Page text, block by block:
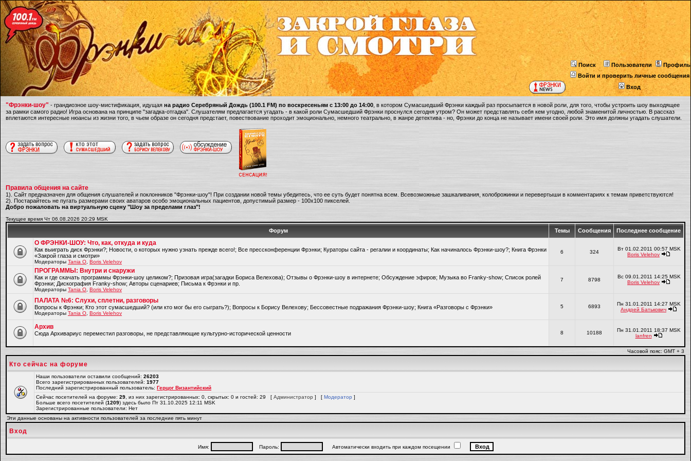
Поиск Пользователи
Профиль
Войти и проверить личные сообщения
Вход
"Фрэнки-шоу" - грандиозное шоу-мистификация, идущая на радио Серебряный Дождь (100.1 FM) по воскресеньям с 13:00 до 14:00 , в котором Сумасшедший Фрэнки каждый раз просыпается в новой роли, для того, чтобы устроить шоу выходящее
за рамки самого радио! Игра основана на принципе "загадка-отгадка". Слушателям предлагается угадать - в какой роли Сумасшедший Фрэнки проснулся сегодня утром? Он может представлять себя кем угодно, любой знаменитой личностью. В рассказ
вплетаются интересные нюансы из жизни того, в чьем образе он сегодня предстает, повествование проходит эмоционально, немного театрально, в жанре детектива - но, Фрэнки до конца не называет имени своей роли. Это имя должны угадать слушатели.
Правила общения на сайте
1). Сайт предназначен для общения слушателей и поклонников "Фрэнки-шоу"! При создании новой темы убедитесь, что ее суть будет понятна всем. Всевозможные зашкаливания, колоброжинки и перевертыши в комментариях к темам приветствуются!
2). Постарайтесь не пугать размерами своих аватаров особо эмоциональных пациентов, допустимый размер - 100х100 пикселей.
Добро пожаловать на виртуальную сцену "Шоу за пределами глаз"!
Текущее время Чт 06.08.2026 20:29 MSK
Форум Темы Сообщения Последнее сообщение
О ФРЭНКИ-ШОУ: Что, как, откуда и куда
Как выиграть диск Фрэнки?; Новости, о которых нужно узнать прежде всего!; Все прессконференции Фрэнки; Кураторы сайта - регалии и координаты; Как начиналось Фрэнки-шоу?; Книга Фрэнки
«Закрой глаза и смотри»
Модераторы Tania O Boris Velehov
6 324
Вт 01.02.2011 00:57 MSK
Boris Velehov
ПРОГРАММЫ: Внутри и снаружи
Как и где скачать программы Фрэнки-шоу целиком?; Призовая игра(загадки Бориса Велехова); Отзывы о Фрэнки-шоу в интернете; Обсуждение эфиров; Музыка во Franky-show; Список ролей
Фрэнки; Дискография Franky-show; Авторы сценариев; Письма к Фрэнки и пр.
Модераторы Tania O Boris Velehov
7 8798
Вс 09.01.2011 14:25 MSK
Boris Velehov
ПАЛАТА №6: Слухи, сплетни, разговоры
Вопросы к Фрэнки; Кто этот сумасшедший? (или кто мог бы его сыграть?); Вопросы к Борису Велехову; Бессовестные подражания Фрэнки-шоу; Книга «Разговоры с Фрэнки»
Модераторы Tania O Boris Velehov
5 6893
Пн 31.01.2011 14:27 MSK
Андрей Батькович
Архив
Cюда Архивариус переместил разговоры, не представляющие культурно-исторической ценности 8 10188
Пн 31.01.2011 18:37 MSK
lanfren
Часовой пояс: GMT + 3
Кто сейчас на форуме
Наши пользователи оставили сообщений: 26203
Всего зарегистрированных пользователей: 1977
Последний зарегистрированный пользователь: Герцог Византийский
Сейчас посетителей на форуме: 29 , из них зарегистрированных: 0, скрытых: 0 и гостей: 29 [ Администратор ] [ Модератор ]
Больше всего посетителей (1209) здесь было Пт 31.10.2025 12:11 MSK
Зарегистрированные пользователи: Нет
Эти данные основаны на активности пользователей за последние пять минут
Вход
Имя: Пароль: Автоматически входить при каждом посещении